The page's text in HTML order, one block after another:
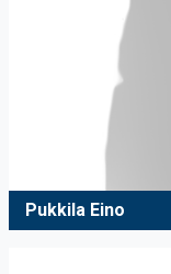
Pukkila Eino